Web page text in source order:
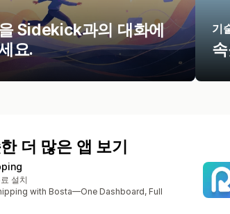
Sidekick과의 대화에
요.
기
더 많은 앱 보기
설치
with Bosta—One Dashboard, Full